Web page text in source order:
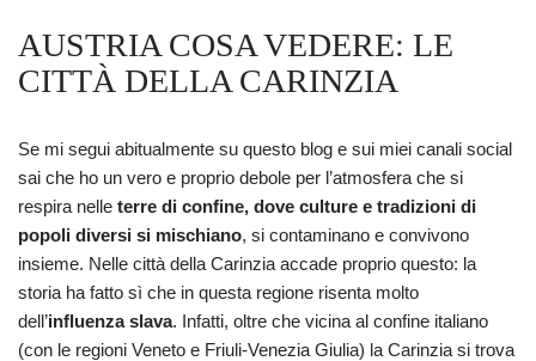
AUSTRIA COSA VEDERE: LE
CITTÀ DELLA CARINZIA
Se mi segui abitualmente su questo blog e sui miei canali social
sai che ho un vero e proprio debole per l’atmosfera che si
respira nelle terre di confine, dove culture e tradizioni di
popoli diversi si mischiano, si contaminano e convivono
insieme. Nelle città della Carinzia accade proprio questo: la
storia ha fatto sì che in questa regione risenta molto
dell’influenza slava. Infatti, oltre che vicina al confine italiano
(con le regioni Veneto e Friuli-Venezia Giulia) la Carinzia si trova